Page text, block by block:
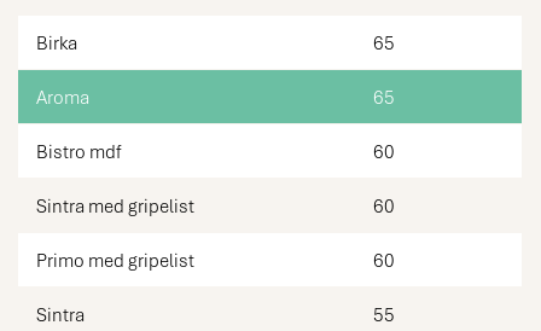
Birka 65
Aroma 65
Bistro mdf 60
Sintra med gripelist 60
Primo med gripelist 60
Sintra 55